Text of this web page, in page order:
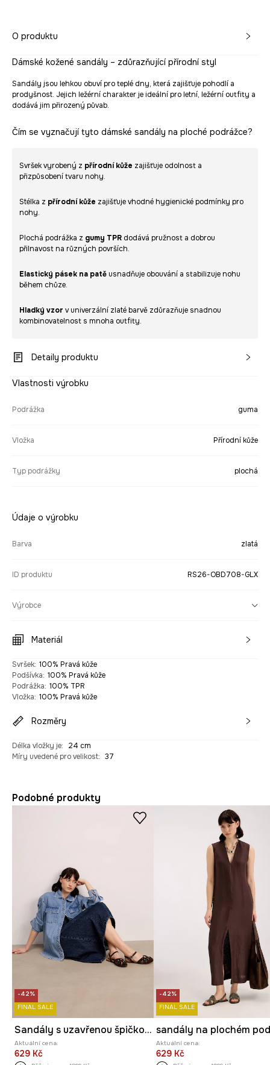
O produktu
Dámské kožené sandály – zdůrazňující přírodní styl
Sandály jsou lehkou obuví pro teplé dny, která zajišťuje pohodlí a
prodyšnost. Jejich ležérní charakter je ideální pro letní, ležérní outfity a
dodává jim přirozený půvab.
Čím se vyznačují tyto dámské sandály na ploché podrážce?
Svršek vyrobený z přírodní kůže zajišťuje odolnost a
přizpůsobení tvaru nohy.
Stélka z přírodní kůže zajišťuje vhodné hygienické podmínky pro
nohy.
Plochá podrážka z gumy TPR dodává pružnost a dobrou
přilnavost na různých površích.
Elastický pásek na patě usnadňuje obouvání a stabilizuje nohu
během chůze.
Hladký vzor v univerzální zlaté barvě zdůrazňuje snadnou
kombinovatelnost s mnoha outfity.
Detaily produktu
Vlastnosti výrobku
Podrážka guma
Vložka Přírodní kůže
Typ podrážky plochá
Údaje o výrobku
Barva zlatá
ID produktu RS26-OBD708-GLX
Výrobce
Materiál
Svršek: 100% Pravá kůže
Podšívka: 100% Pravá kůže
Podrážka: 100% TPR
Vložka: 100% Pravá kůže
Rozměry
Délka vložky je:
24 cm
Míry uvedené pro velikost: 37
Podobné produkty
-42%
FINAL SALE
Sandály s uzavřenou špičkou dámské semišové
Aktuální cena:
629 Kč
-42%
FINAL SALE
Aktuální cena:
629 Kč